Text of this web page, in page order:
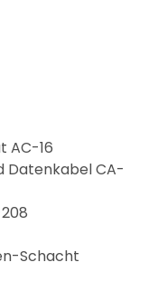
AC-16
Datenkabel CA-
Schacht